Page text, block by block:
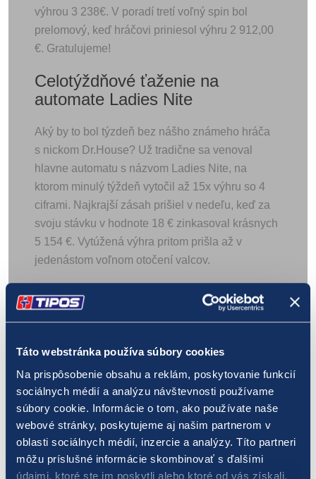
Táto webstránka používa súbory cookies
Na prispôsobenie obsahu a reklám, poskytovanie funkcií
sociálnych médií a analýzu návštevnosti používame
súbory cookie. Informácie o tom, ako používate naše
webové stránky, poskytujeme aj našim partnerom v
oblasti sociálnych médií, inzercie a analýzy. Títo partneri
môžu príslušné informácie skombinovať s ďalšími
údajmi, ktoré ste im poskytli alebo ktoré od vás získali,
výhrou 3 238€. V poradí tretí voľný spin bol
prelomový, keď hráčovi priniesol výhru 2 912,00
€. Gratulujeme!
Celotýždňové ťaženie na
automate Ladies Nite
Aký by to bol týzdeň bez nášho známeho hráča
s nickom Dr.House? Už tradične sa venoval
hlavne automatu s názvom Ladies Nite, na
ktorom minulý týždeň vytočil až 15x výhru so 4
ciframi. Najkrajší zásah prišiel v nedeľu, keď za
svoju stávku v hodnote 18 € zinkasoval krásnych
5 154 €. Vytúžená výhra pritom prišla až v
jedenástom voľnom otočení valcov.
Všetkým, ktorým sa minulý týždeň darilo,
gratulujeme a prajeme veľa zábavy pri hraní
24. októbra 2019 Novinky ,Splnené sny
Zdieľať článok:
Facebook
Twitter
LinkedIn
Whatsapp
Pinterest
Email
Autor:Redakcia TIPOS